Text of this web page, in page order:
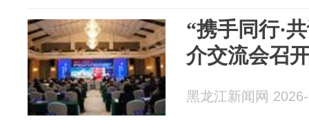
“携手同行·
介交流会召
黑龙江新闻网